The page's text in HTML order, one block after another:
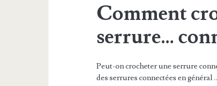
Comment
serrure…
Peut-on crocheter une serrure
des serrures connectées en général